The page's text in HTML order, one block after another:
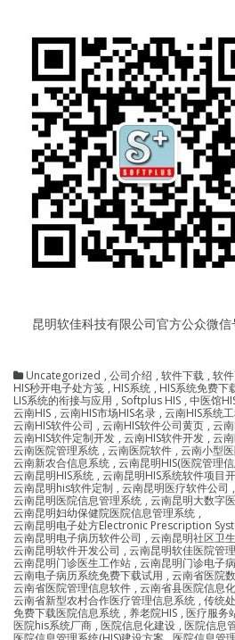
昆明软佳科技有限公司官方公众微信
Uncategorized , 公司介绍 , 软件下载 , 软
HIS秒开电子处方笺 , HIS系统 , HIS系统免费下
LIS系统的衔接与应用 , Softplus HIS , 中医馆
云南HIS , 云南HIS市场HIS名录 , 云南HIS系统
云南HIS软件公司 , 云南HIS软件公司黄页 , 云
云南HIS软件定制开发 , 云南HIS软件开发 , 云
云南医院管理系统 , 云南医院软件 , 云南小型
云南新农合信息系统 , 云南昆明HIS(医院管理
云南昆明HIS系统 , 云南昆明HIS系统软件项目
云南昆明his软件定制 , 云南昆明医疗软件公司 ,
云南昆明医院信息管理系统 , 云南昆明大数字
云南昆明妇幼保健院医院信息管理系统 ,
云南昆明电子处方Electronic Prescription
云南昆明电子病历软件公司 , 云南昆明社区卫
云南昆明软件开发公司 , 云南昆明软佳医院管
云南昆明门诊医生工作站 , 云南昆明门诊电子
云南电子病历系统免费下载试用 , 云南省医院
云南省医院管理信息软件 , 云南省县医院信息
云南省新型农村合作医疗管理信息系统 , 传统
免费下载医院信息系统 , 养老院HIS , 医疗服务
医院his系统厂商 , 医院信息化建设 , 医院信息